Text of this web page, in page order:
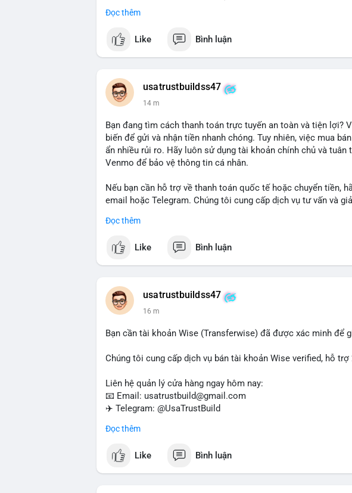
và thanh toán USDT.
#buyverifiedgo2bankaccounts #marketing
#sendmoney #mobiledeposit #pay #usdt
Đọc thêm
Like Bình luận
usatrustbuildss47
14 m
Bạn đang tìm cách thanh toán trực tuyến an toàn và tiện lợi?
biến để gửi và nhận tiền nhanh chóng. Tuy nhiên, việc mua
ẩn nhiều rủi ro. Hãy luôn sử dụng tài khoản chính chủ và tuân
Venmo để bảo vệ thông tin cá nhân.
Nếu bạn cần hỗ trợ về thanh toán quốc tế hoặc chuyển tiền,
email hoặc Telegram. Chúng tôi cung cấp dịch vụ tư vấn và
Email: usatrustbuild@gmail.com
Telegram: @UsaTrustBuild
#thanhtoanonline #venmo #chuyentien
Đọc thêm
Like Bình luận
usatrustbuildss47
16 m
Bạn cần tài khoản Wise (Transferwise) đã được xác minh để
Chúng tôi cung cấp dịch vụ bán tài khoản Wise verified, hỗ trợ
Liên hệ quản lý cửa hàng ngay hôm nay:
📧 Email: usatrustbuild@gmail.com
✈️ Telegram: @UsaTrustBuild
#buyverifiedwiseaccounts #marketing #seo #smm
Đọc thêm
Like Bình luận